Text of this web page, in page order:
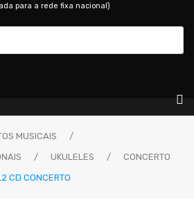
para a rede fixa nacional)
MUSICAIS
/
/ UKULELES /
CONCERTO
CD CONCERTO